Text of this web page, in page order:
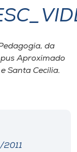
da
Aproximado
Santa Cecília.
2011